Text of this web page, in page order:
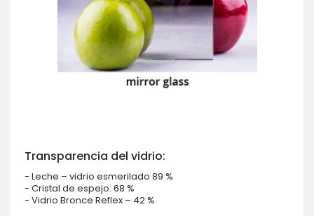
Transparencia del vidrio:
- Leche – vidrio esmerilado 89 %
- Cristal de espejo: 68 %
- Vidrio Bronce Reflex – 42 %